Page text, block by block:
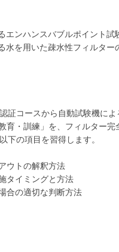
ンハンスバブルポイント試
を用いた疎水性フィルター
証コースから自動試験機に
育・訓練」を、フィルター
下の項目を習得します。
ウトの解釈方法
タイミングと方法
合の適切な判断方法